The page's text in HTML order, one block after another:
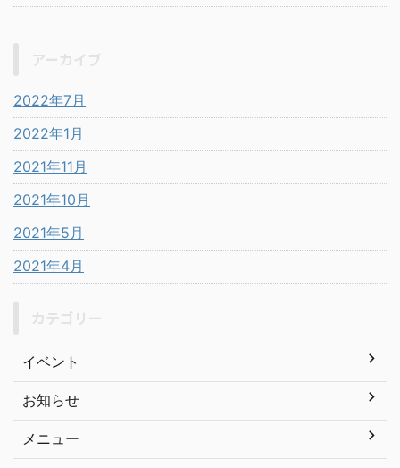
2022年7月
2022年1月
2021年11月
2021年10月
2021年5月
2021年4月
イベント
お知らせ
メニュー